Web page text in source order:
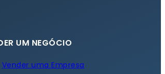
UM NEGÓCIO
Vender uma Empresa